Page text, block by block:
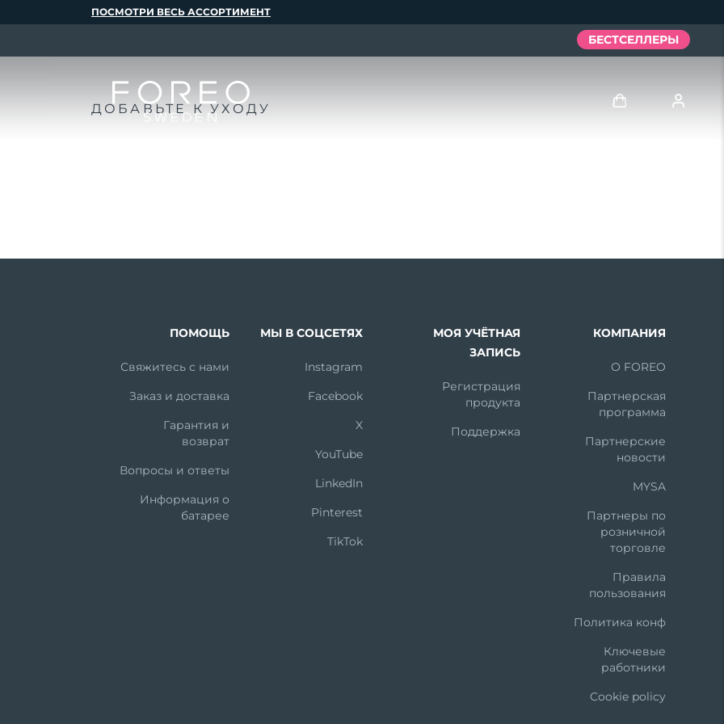
ДОБАВЬТЕ К УХОДУ
ПОСМОТРИ ВЕСЬ АССОРТИМЕНТ
БЕСТСЕЛЛЕРЫ
ПОМОЩЬ
Свяжитесь с нами
Заказ и доставка
Гарантия и
возврат
Вопросы и ответы
Информация о
батарее
МЫ В СОЦСЕТЯХ
Instagram
Facebook
X
YouTube
LinkedIn
Pinterest
TikTok
МОЯ УЧЁТНАЯ
ЗАПИСЬ
Регистрация
продукта
Поддержка
КОМПАНИЯ
О FOREO
Партнерская
программа
Партнерские
новости
MYSA
Партнеры по
розничной
торговле
Правила
пользования
Политика конф
Ключевые
работники
Cookie policy